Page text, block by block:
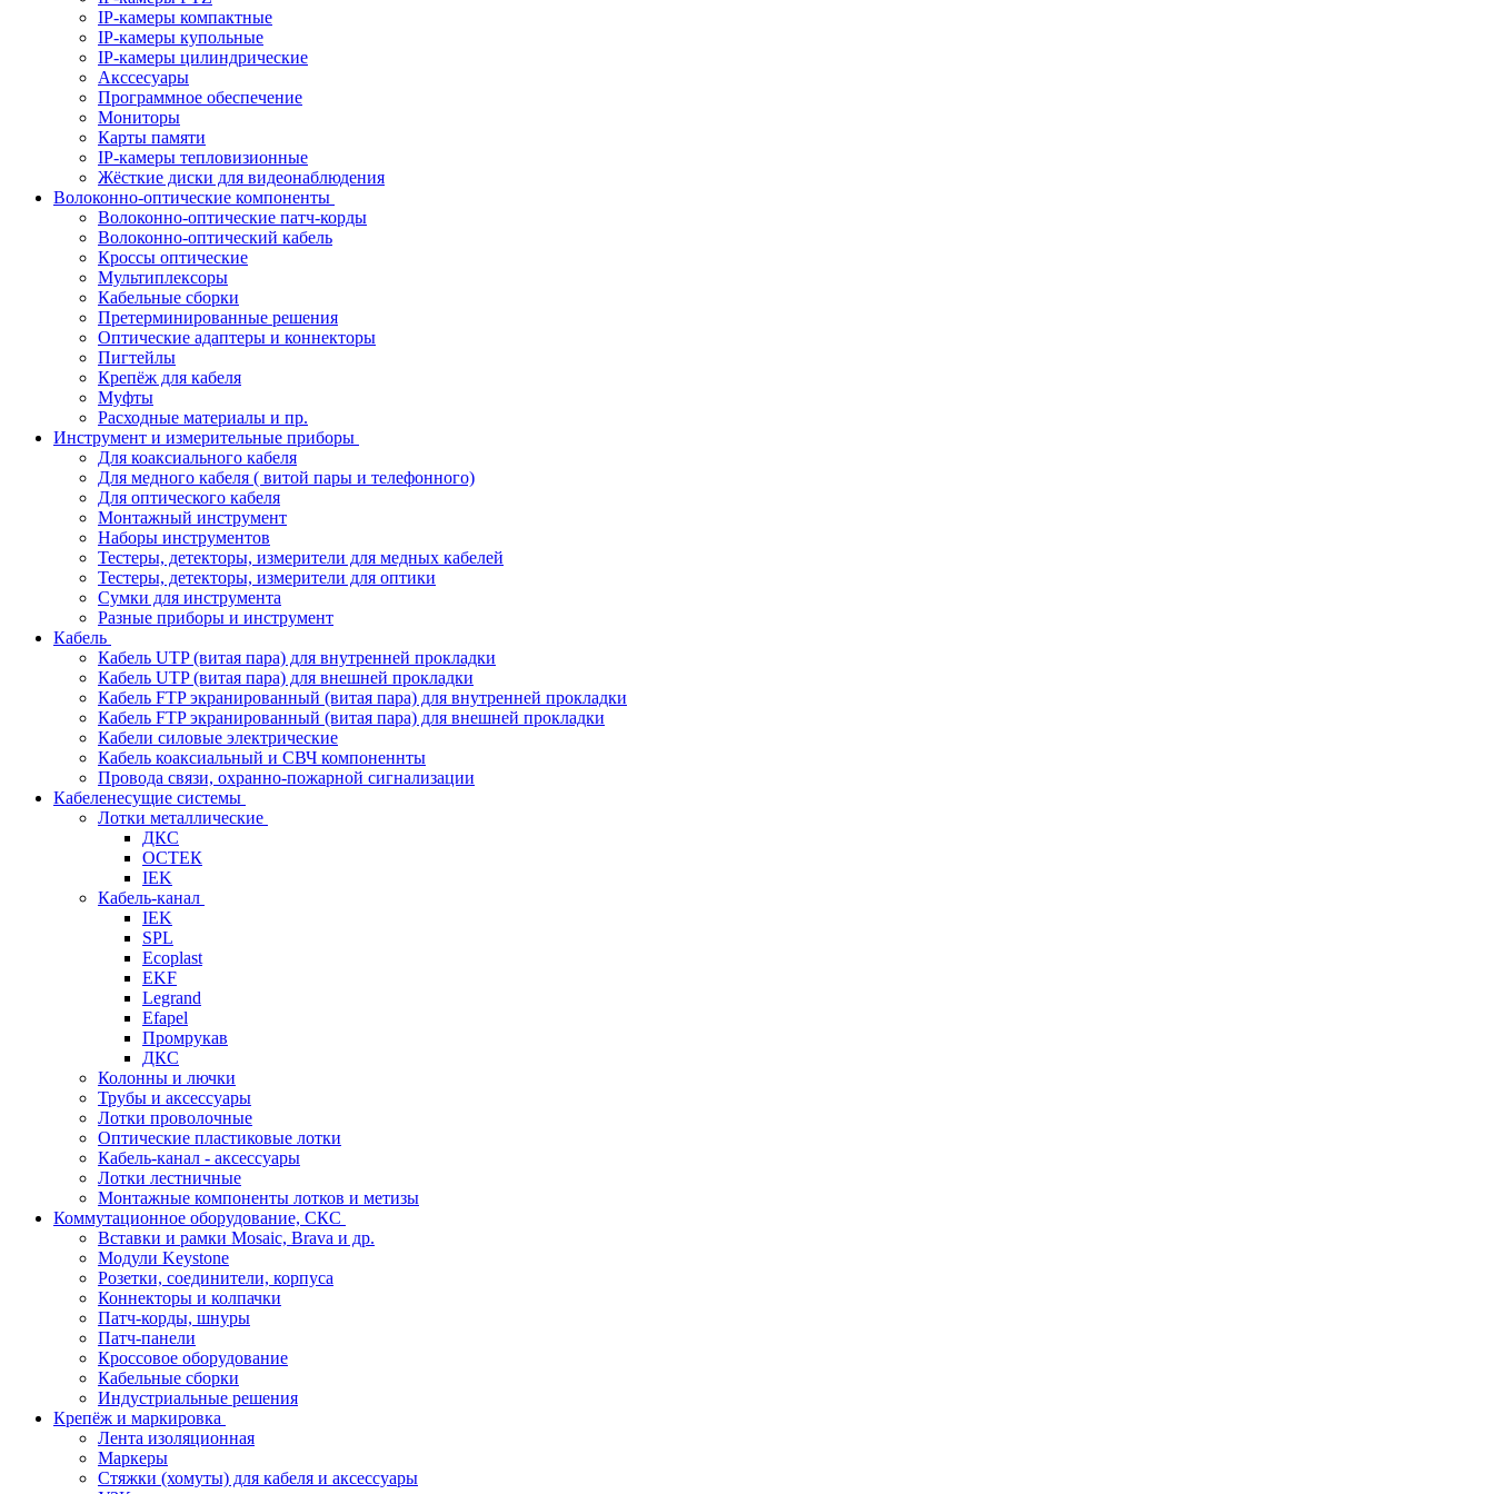
IP-камеры компактные
IP-камеры купольные
IP-камеры цилиндрические
Акссесуары
Программное обеспечение
Мониторы
Карты памяти
IP-камеры тепловизионные
Жёсткие диски для видеонаблюдения
Волоконно-оптические компоненты
Волоконно-оптические патч-корды
Волоконно-оптический кабель
Кроссы оптические
Мультиплексоры
Кабельные сборки
Претерминированные решения
Оптические адаптеры и коннекторы
Пигтейлы
Крепёж для кабеля
Муфты
Расходные материалы и пр.
Инструмент и измерительные приборы
Для коаксиального кабеля
Для медного кабеля ( витой пары и телефонного)
Для оптического кабеля
Монтажный инструмент
Наборы инструментов
Тестеры, детекторы, измерители для медных кабелей
Тестеры, детекторы, измерители для оптики
Сумки для инструмента
Разные приборы и инструмент
Кабель
Кабель UTP (витая пара) для внутренней прокладки
Кабель UTP (витая пара) для внешней прокладки
Кабель FTP экранированный (витая пара) для внутренней прокладки
Кабель FTP экранированный (витая пара) для внешней прокладки
Кабели силовые электрические
Кабель коаксиальный и СВЧ компоненнты
Провода связи, охранно-пожарной сигнализации
Кабеленесущие системы
Лотки металлические
ДКС
ОСТЕК
IEK
Кабель-канал
IEK
SPL
Ecoplast
EKF
Legrand
Efapel
Промрукав
ДКС
Колонны и лючки
Трубы и аксессуары
Лотки проволочные
Оптические пластиковые лотки
Кабель-канал - аксессуары
Лотки лестничные
Монтажные компоненты лотков и метизы
Коммутационное оборудование, СКС
Вставки и рамки Mosaic, Brava и др.
Модули Keystone
Розетки, соединители, корпуса
Коннекторы и колпачки
Патч-корды, шнуры
Патч-панели
Кроссовое оборудование
Кабельные сборки
Индустриальные решения
Крепёж и маркировка
Лента изоляционная
Маркеры
Стяжки (хомуты) для кабеля и аксессуары